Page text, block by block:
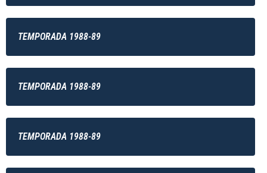
TEMPORADA 1988-89
TEMPORADA 1988-89
TEMPORADA 1988-89